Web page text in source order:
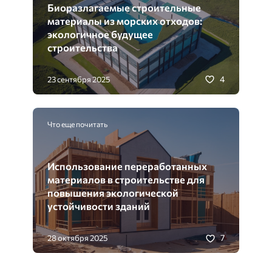
Биоразлагаемые строительные
материалы из морских отходов:
экологичное будущее
строительства
23 сентября 2025 4
Что еще почитать
Использование переработанных
материалов в строительстве для
повышения экологической
устойчивости зданий
28 октября 2025 7